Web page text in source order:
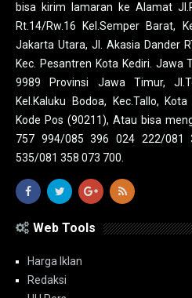
bisa kirim lamaran ke Alamat
Rt.14/Rw.16 Kel.Semper Barat,
Jakarta Utara, Jl. Akasia Dander
Kec. Pesantren Kota Kediri. Jawa
9989 Provinsi Jawa Timur,
Kel.Kaluku Bodoa, Kec.Tallo,
Kode Pos (90211), Atau bisa
757 994/085 396 024 222/081
535/081 358 073 700.
Web Tools
Harga Iklan
Redaksi